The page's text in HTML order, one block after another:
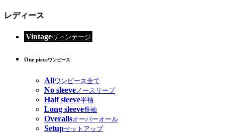
レディース
Vintageヴィンテージ
One pieceワンピース
Allワンピース全て
No sleeve ノースリーブ
Half sleeve半袖
Long sleeve長袖
Overallsオーバーオール
Setupセットアップ